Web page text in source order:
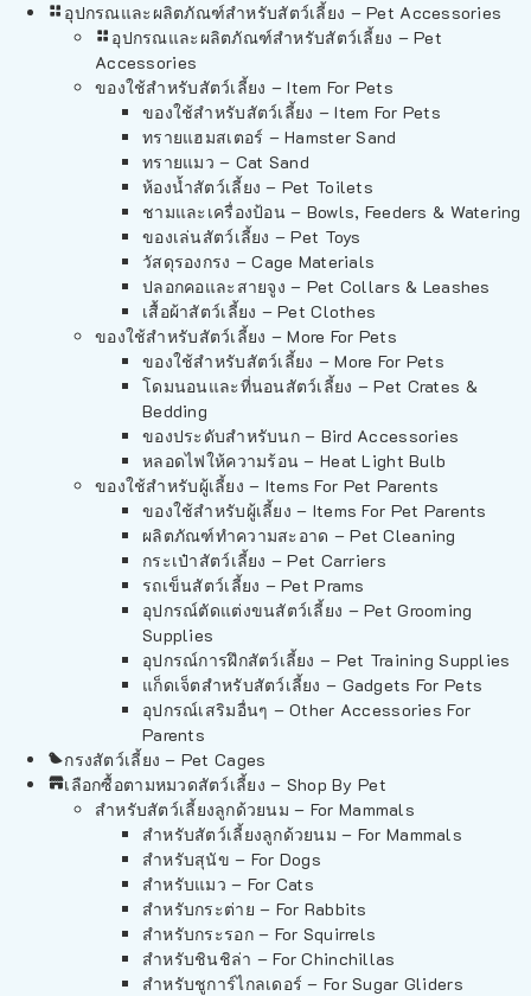
อุปกรณและผลิตภัณฑ์สำหรับสัตว์เลี้ยง – Pet Accessories
อุปกรณและผลิตภัณฑ์สำหรับสัตว์เลี้ยง – Pet
Accessories
ของใช้สำหรับสัตว์เลี้ยง – Item For Pets
ของใช้สำหรับสัตว์เลี้ยง – Item For Pets
ทรายแฮมสเตอร์ – Hamster Sand
ทรายแมว – Cat Sand
ห้องน้ำสัตว์เลี้ยง – Pet Toilets
ชามและเครื่องป้อน – Bowls, Feeders & Watering
ของเล่นสัตว์เลี้ยง – Pet Toys
วัสดุรองกรง – Cage Materials
ปลอกคอและสายจูง – Pet Collars & Leashes
เสื้อผ้าสัตว์เลี้ยง – Pet Clothes
ของใช้สำหรับสัตว์เลี้ยง – More For Pets
ของใช้สำหรับสัตว์เลี้ยง – More For Pets
โดมนอนและที่นอนสัตว์เลี้ยง – Pet Crates &
Bedding
ของประดับสำหรับนก – Bird Accessories
หลอดไฟให้ความร้อน – Heat Light Bulb
ของใช้สำหรับผู้เลี้ยง – Items For Pet Parents
ของใช้สำหรับผู้เลี้ยง – Items For Pet Parents
ผลิตภัณฑ์ทำความสะอาด – Pet Cleaning
กระเป๋าสัตว์เลี้ยง – Pet Carriers
รถเข็นสัตว์เลี้ยง – Pet Prams
อุปกรณ์ตัดแต่งขนสัตว์เลี้ยง – Pet Grooming
Supplies
อุปกรณ์การฝึกสัตว์เลี้ยง – Pet Training Supplies
แก็ดเจ็ตสำหรับสัตว์เลี้ยง – Gadgets For Pets
อุปกรณ์เสริมอื่นๆ – Other Accessories For
Parents
กรงสัตว์เลี้ยง – Pet Cages
เลือกซื้อตามหมวดสัตว์เลี้ยง – Shop By Pet
สำหรับสัตว์เลี้ยงลูกด้วยนม – For Mammals
สำหรับสัตว์เลี้ยงลูกด้วยนม – For Mammals
สำหรับสุนัข – For Dogs
สำหรับแมว – For Cats
สำหรับกระต่าย – For Rabbits
สำหรับกระรอก – For Squirrels
สำหรับชินชิล่า – For Chinchillas
สำหรับชูการ์ไกลเดอร์ – For Sugar Gliders